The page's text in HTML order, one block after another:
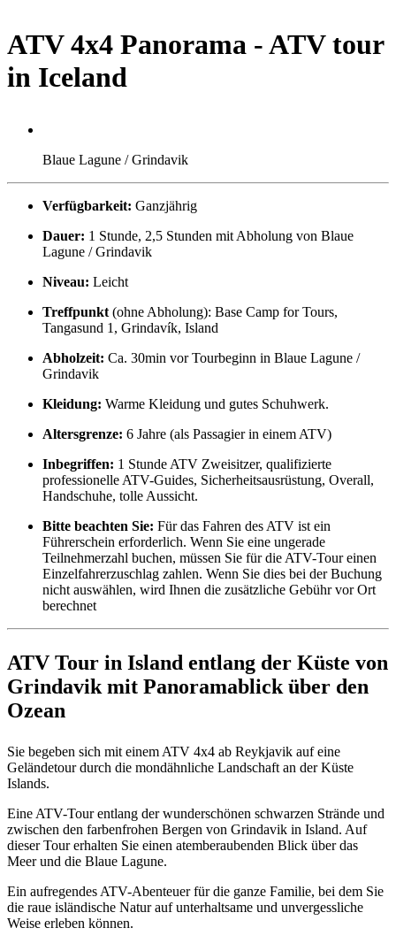
ATV 4x4 Panorama - ATV tour
in Iceland
Blaue Lagune / Grindavik
Verfügbarkeit: Ganzjährig
Dauer: 1 Stunde, 2,5 Stunden mit Abholung von Blaue
Lagune / Grindavik
Niveau: Leicht
Treffpunkt (ohne Abholung): Base Camp for Tours,
Tangasund 1, Grindavík, Island
Abholzeit: Ca. 30min vor Tourbeginn in Blaue Lagune /
Grindavik
Kleidung: Warme Kleidung und gutes Schuhwerk.
Altersgrenze: 6 Jahre (als Passagier in einem ATV)
Inbegriffen: 1 Stunde ATV Zweisitzer, qualifizierte
professionelle ATV-Guides, Sicherheitsausrüstung, Overall,
Handschuhe, tolle Aussicht.
Bitte beachten Sie: Für das Fahren des ATV ist ein
Führerschein erforderlich. Wenn Sie eine ungerade
Teilnehmerzahl buchen, müssen Sie für die ATV-Tour einen
Einzelfahrerzuschlag zahlen. Wenn Sie dies bei der Buchung
nicht auswählen, wird Ihnen die zusätzliche Gebühr vor Ort
berechnet
ATV Tour in Island entlang der Küste von
Grindavik mit Panoramablick über den
Ozean
Sie begeben sich mit einem ATV 4x4 ab Reykjavik auf eine
Geländetour durch die mondähnliche Landschaft an der Küste
Islands.
Eine ATV-Tour entlang der wunderschönen schwarzen Strände und
zwischen den farbenfrohen Bergen von Grindavik in Island. Auf
dieser Tour erhalten Sie einen atemberaubenden Blick über das
Meer und die Blaue Lagune.
Ein aufregendes ATV-Abenteuer für die ganze Familie, bei dem Sie
die raue isländische Natur auf unterhaltsame und unvergessliche
Weise erleben können.